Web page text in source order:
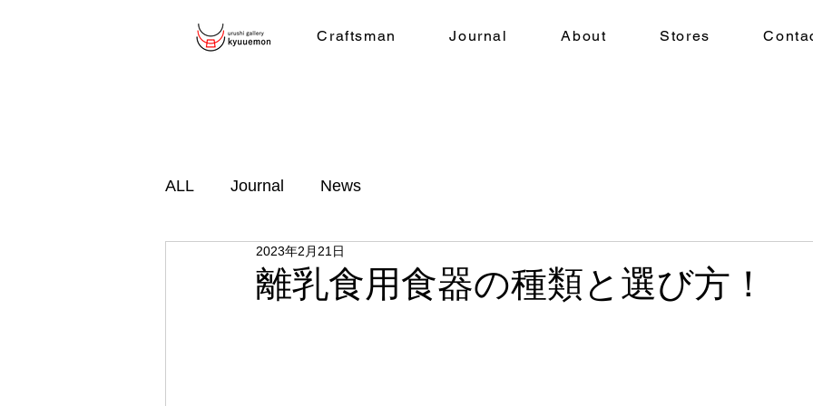
Craftsman Journal About Stores
ALL Journal News
離乳食用食器の種類と選び方！
2023年2月21日